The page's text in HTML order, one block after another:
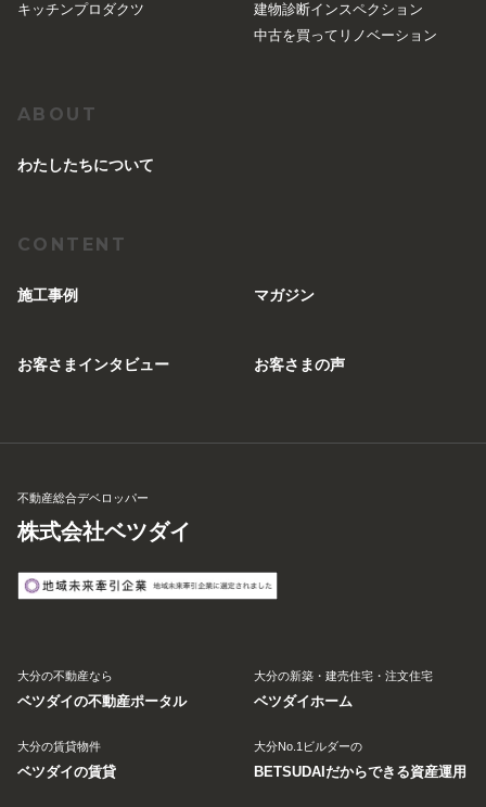
キッチンプロダクツ
建物診断インスペクション
中古を買ってリノベーション
ABOUT
︎わたしたちについて
CONTENT
施工事例 マガジン
お客さまインタビュー お客さまの声
不動産総合デベロッパー
株式会社ベツダイ
大分の不動産なら
ベツダイの不動産ポータル
大分の新築・建売住宅・注文住宅
ベツダイホーム
大分の賃貸物件
ベツダイの賃貸
大分No.1ビルダーの
BETSUDAIだからできる資産運用